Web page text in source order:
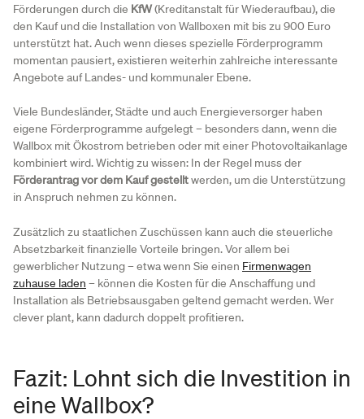
Förderungen durch die KfW(Kreditanstalt für Wiederaufbau), die
den Kauf und die Installation von Wallboxen mit bis zu 900 Euro
unterstützt hat. Auch wenn dieses spezielle Förderprogramm
momentan pausiert, existieren weiterhin zahlreiche interessante
Angebote auf Landes- und kommunaler Ebene.
Viele Bundesländer, Städte und auch Energieversorger haben
eigene Förderprogramme aufgelegt – besonders dann, wenn die
Wallbox mit Ökostrom betrieben oder mit einer Photovoltaikanlage
kombiniert wird. Wichtig zu wissen: In der Regel muss der
Förderantrag vor dem Kauf gestelltwerden, um die Unterstützung
in Anspruch nehmen zu können.
Zusätzlich zu staatlichen Zuschüssen kann auch die steuerliche
Absetzbarkeit finanzielle Vorteile bringen. Vor allem bei
gewerblicher Nutzung – etwa wenn Sie einen Firmenwagen
zuhause laden – können die Kosten für die Anschaffung und
Installation als Betriebsausgaben geltend gemacht werden. Wer
clever plant, kann dadurch doppelt profitieren.
Fazit: Lohnt sich die Investition in
eine Wallbox?